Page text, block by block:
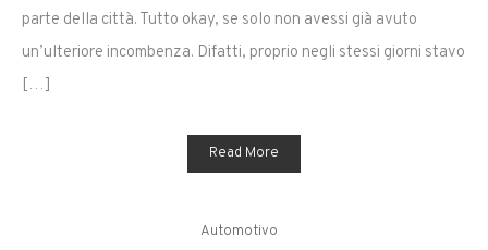
parte della città. Tutto okay, se solo non avessi già avuto
un’ulteriore incombenza. Difatti, proprio negli stessi giorni stavo
[…]
Read More
Automotivo